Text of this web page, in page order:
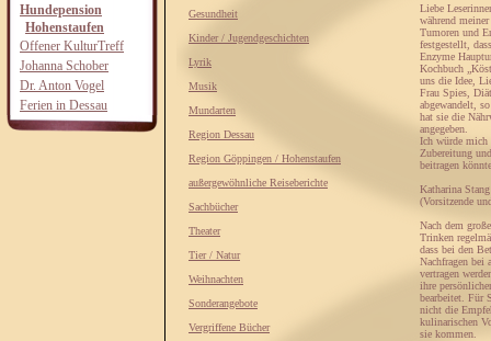
Hundepension
Hohenstaufen
Offener KulturTreff
Johanna Schober
Dr. Anton Vogel
Ferien in Dessau
Gesundheit
Kinder / Jugendgeschichten
Lyrik
Musik
Mundarten
Region Dessau
Region Göppingen / Hohenstaufen
außergewöhnliche Reiseberichte
Sachbücher
Theater
Tier / Natur
Weihnachten
Sonderangebote
Vergriffene Bücher
Liebe
während
Tumoren und
festgestellt,
Enzyme
Kochbuch
uns die Idee,
Frau Spies,
abgewandelt,
hat sie die
angegeben.
Ich würde mich
Zubereitung
beitragen
Katharina Stang
(Vorsitzende
Nach dem
Trinken
dass bei den
Nachfragen bei
vertragen
ihre
bearbeitet. Für
nicht die
kulinarischen
sie kommen.